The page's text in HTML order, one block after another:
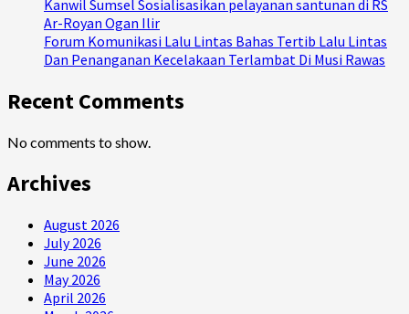
Kanwil Sumsel Sosialisasikan pelayanan santunan di RS
Ar-Royan Ogan Ilir
Forum Komunikasi Lalu Lintas Bahas Tertib Lalu Lintas
Dan Penanganan Kecelakaan Terlambat Di Musi Rawas
Recent Comments
No comments to show.
Archives
August 2026
July 2026
June 2026
May 2026
April 2026